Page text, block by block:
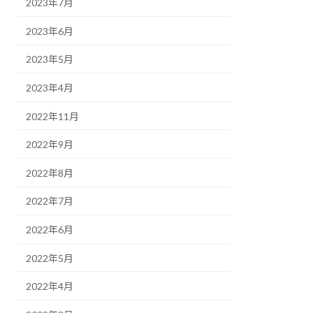
2023年7月
2023年6月
2023年5月
2023年4月
2022年11月
2022年9月
2022年8月
2022年7月
2022年6月
2022年5月
2022年4月